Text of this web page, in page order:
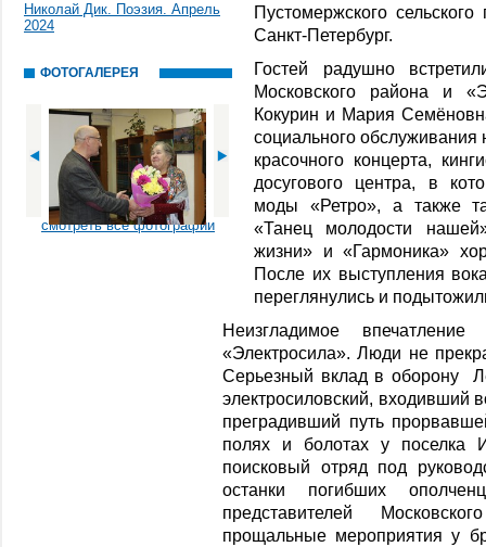
Николай Дик. Поэзия. Апрель
2024
ФОТОГАЛЕРЕЯ
смотреть все фотографии
Пустомержского
Санкт-Петербург.
Гостей радушно
Московского района и
Кокурин и Мария
социального обслуживания
красочного концерта,
досугового центра, в
моды «Ретро», а также
«Танец молодости
жизни» и «Гармоника»
После их выступления
переглянулись и
Неизгладимое
«Электросила». Люди не
Серьезный вклад в оборону
электросиловский, входивший
преградивший путь
полях и болотах у поселка
поисковый отряд под
останки погибших
представителей
прощальные мероприятия у